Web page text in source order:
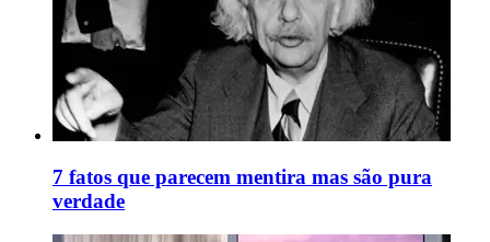
7 fatos que parecem mentira mas são pura
verdade